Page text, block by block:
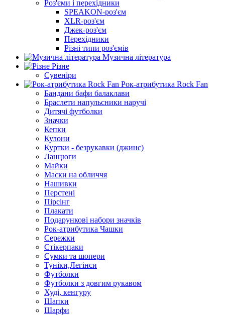
Роз'єми і перехідники
SPEAKON-роз'єм
XLR-роз'єм
Джек-роз'єм
Перехідники
Різні типи роз'ємів
Музична література
Різне
Сувеніри
Рок-атрибутика Rock Fan
Бандани бафи балаклави
Браслети напульсники наручі
Дитячі футболки
Значки
Кепки
Кулони
Куртки - безрукавки (джинс)
Ланцюги
Майки
Маски на обличчя
Нашивки
Перстені
Пірсінг
Плакати
Подарункові набори значків
Рок-атрибутика Чашки
Сережки
Стікерпаки
Сумки та шопери
Туніки,Легінси
Футболки
Футболки з довгим рукавом
Худі, кенгуру
Шапки
Шарфи